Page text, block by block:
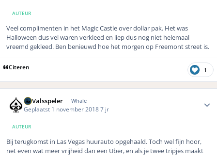
AUTEUR
Veel complimenten in het Magic Castle over dollar pak. Het was
Halloween dus vel waren verkleed en liep dus nog niet helemaal
vreemd gekleed. Ben benieuwd hoe het morgen op Freemont street is.
Citeren 1
DeValsspeler Whale
Geplaatst 1 november 20187 jr
AUTEUR
Bij terugkomst in Las Vegas huurauto opgehaald. Toch wel fijn hoor,
net even wat meer vrijheid dan een Uber, en als je twee tripjes maakt